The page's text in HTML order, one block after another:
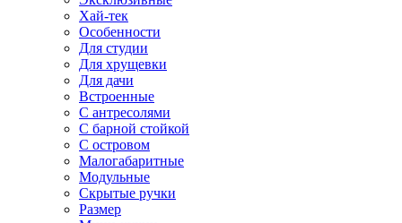
Хай-тек
Особенности
Для студии
Для хрущевки
Для дачи
Встроенные
С антресолями
С барной стойкой
С островом
Малогабаритные
Модульные
Скрытые ручки
Размер